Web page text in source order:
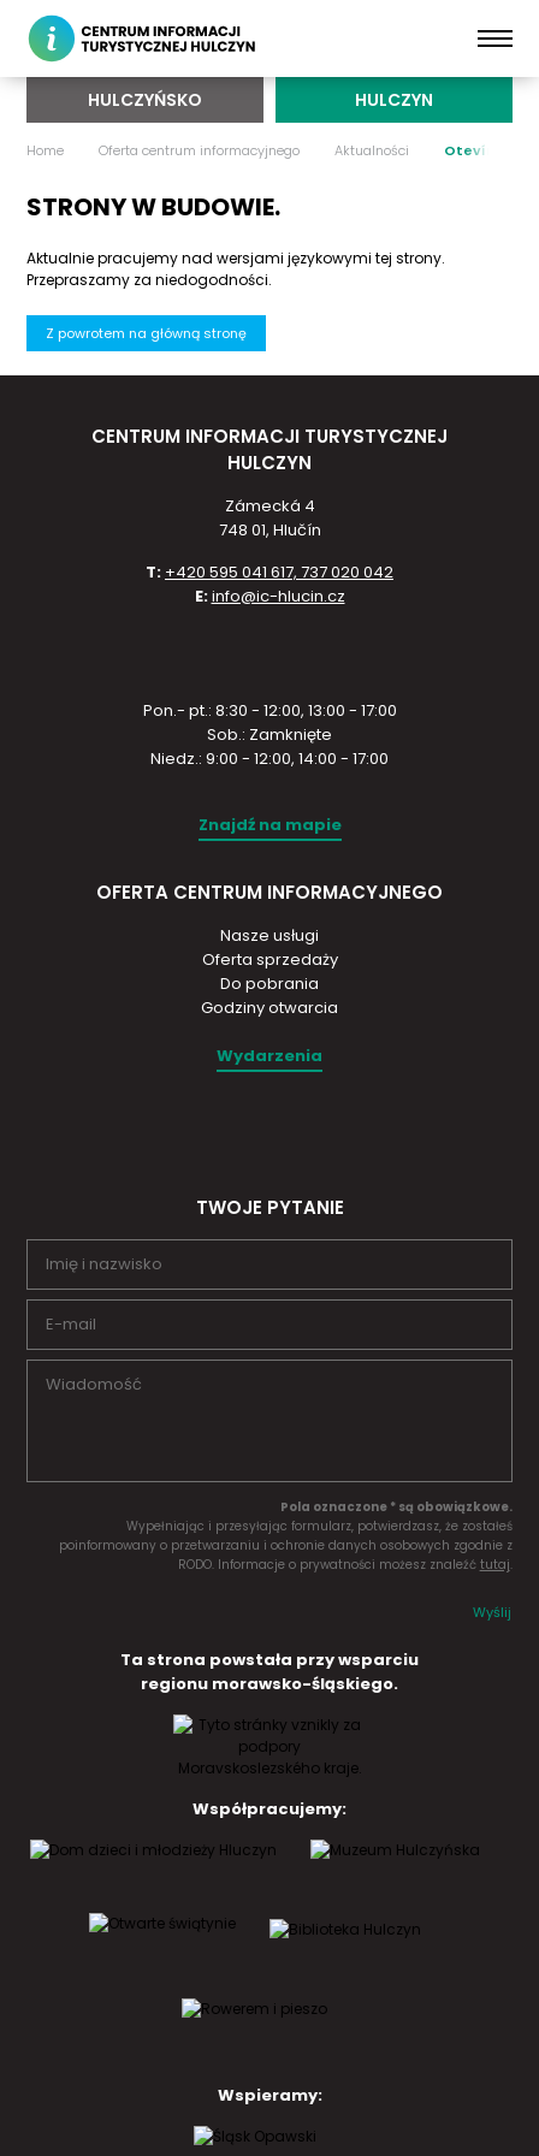
HULCZYŃSKO HULCZYN
Home Oferta centrum informacyjnego Aktualności Otevírací
STRONY W BUDOWIE.
Aktualnie pracujemy nad wersjami językowymi tej strony.
Przepraszamy za niedogodności.
Z powrotem na główną stronę
CENTRUM INFORMACJI TURYSTYCZNEJ
HULCZYN
Zámecká 4
748 01, Hlučín
T: +420 595 041 617, 737 020 042
E:info@ic-hlucin.cz
Pon.- pt.: 8:30 - 12:00, 13:00 - 17:00
Sob.: Zamknięte
Niedz.: 9:00 - 12:00, 14:00 - 17:00
Znajdź na mapie
OFERTA CENTRUM INFORMACYJNEGO
Nasze usługi
Oferta sprzedaży
Do pobrania
Godziny otwarcia
Wydarzenia
TWOJE PYTANIE
Pola oznaczone * są obowiązkowe.
Wypełniając i przesyłając formularz, potwierdzasz, że zostałeś
poinformowany o przetwarzaniu i ochronie danych osobowych zgodnie z
RODO. Informacje o prywatności możesz znaleźć tutaj.
Wyślij
Ta strona powstała przy wsparciu
regionu morawsko-śląskiego.
Współpracujemy:
Wspieramy: